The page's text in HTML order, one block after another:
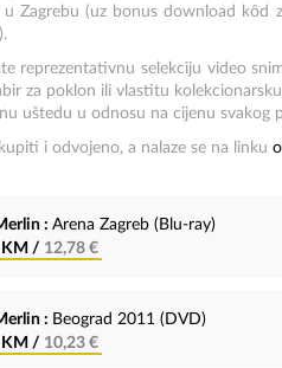
Zagrebu (uz bonus download kôd
reprezentativnu selekciju video
za poklon ili vlastitu
uštedu u odnosu na cijenu svakog
i odvojeno, a nalaze se na linku
Dino Merlin : Arena Zagreb (Blu-ray)
KM / 12,78 €
Dino Merlin : Beograd 2011 (DVD)
KM / 10,23 €